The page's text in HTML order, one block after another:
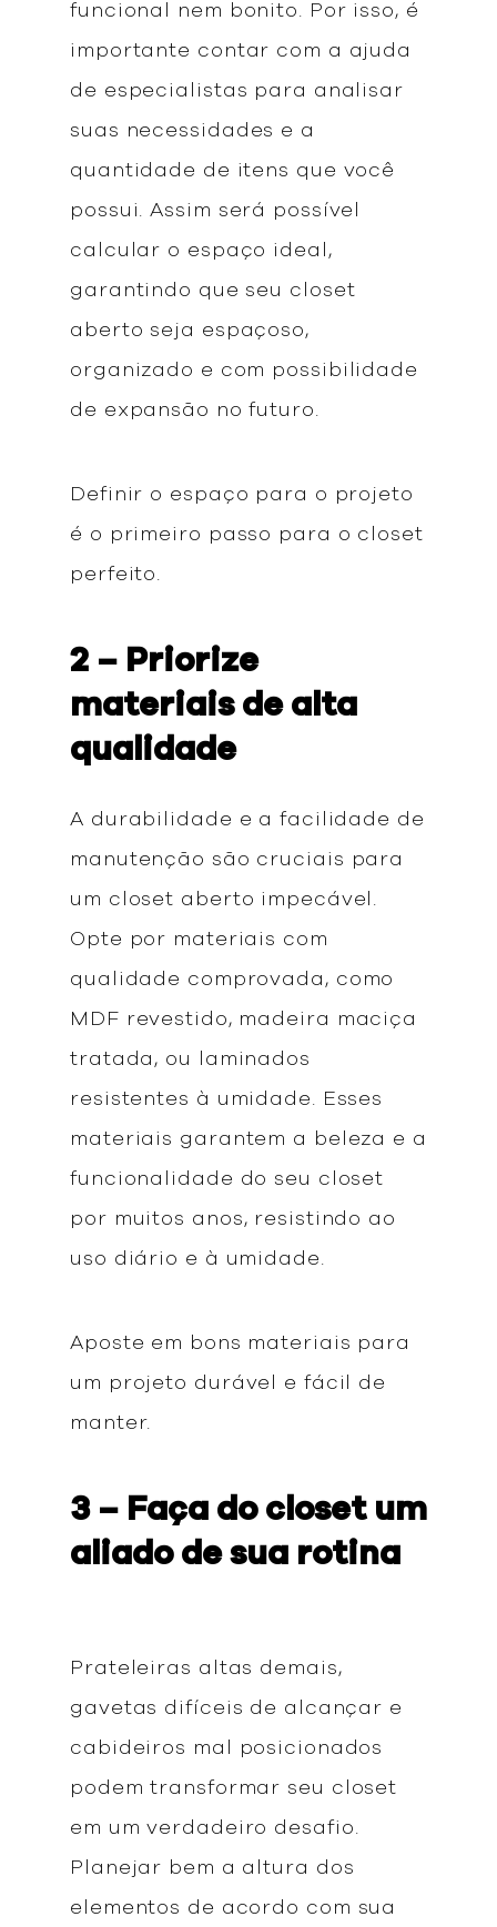
funcional nem bonito. Por isso, é
importante contar com a ajuda
de especialistas para analisar
suas necessidades e a
quantidade de itens que você
possui. Assim será possível
calcular o espaço ideal,
garantindo que seu closet
aberto seja espaçoso,
organizado e com possibilidade
de expansão no futuro.
Definir o espaço para o projeto
é o primeiro passo para o closet
perfeito.
2 – Priorize
materiais de alta
qualidade
A durabilidade e a facilidade de
manutenção são cruciais para
um closet aberto impecável.
Opte por materiais com
qualidade comprovada, como
MDF revestido, madeira maciça
tratada, ou laminados
resistentes à umidade. Esses
materiais garantem a beleza e a
funcionalidade do seu closet
por muitos anos, resistindo ao
uso diário e à umidade.
Aposte em bons materiais para
um projeto durável e fácil de
manter.
3 – Faça do closet um
aliado de sua rotina
Prateleiras altas demais,
gavetas difíceis de alcançar e
cabideiros mal posicionados
podem transformar seu closet
em um verdadeiro desafio.
Planejar bem a altura dos
elementos de acordo com sua